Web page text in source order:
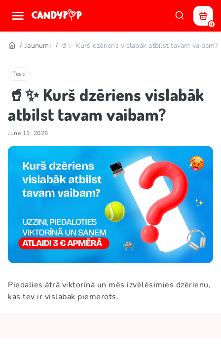
0
Jaunumi 🥤✨ Kurš dzēriens vislabāk atbilst tavam vaibam?
Testi
🥤✨ Kurš dzēriens vislabāk
atbilst tavam vaibam?
June 11, 2026
Piedalies ātrā viktorīnā un mēs izvēlēsimies dzērienu,
kas tev ir vislabāk piemērots.